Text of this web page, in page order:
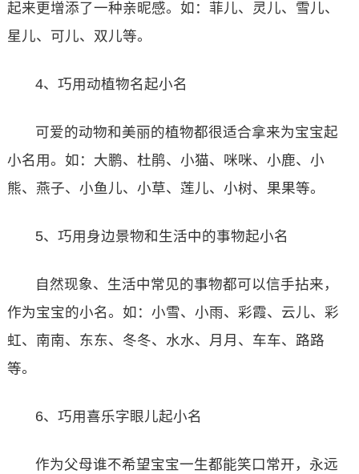
起来更增添了一种亲昵感。如：菲儿、灵儿、雪儿、
星儿、可儿、双儿等。
4、巧用动植物名起小名
可爱的动物和美丽的植物都很适合拿来为宝宝起
小名用。如：大鹏、杜鹃、小猫、咪咪、小鹿、小
熊、燕子、小鱼儿、小草、莲儿、小树、果果等。
5、巧用身边景物和生活中的事物起小名
自然现象、生活中常见的事物都可以信手拈来，
作为宝宝的小名。如：小雪、小雨、彩霞、云儿、彩
虹、南南、东东、冬冬、水水、月月、车车、路路
等。
6、巧用喜乐字眼儿起小名
作为父母谁不希望宝宝一生都能笑口常开，永远